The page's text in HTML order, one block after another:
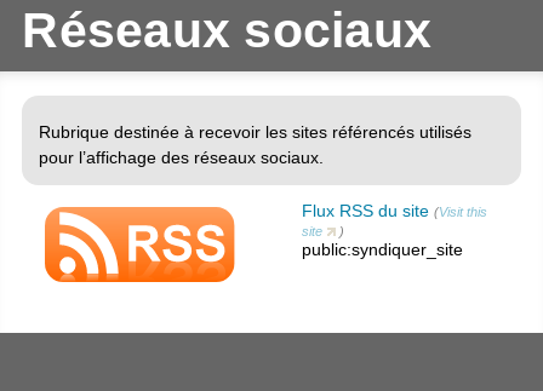
Réseaux sociaux
Rubrique destinée à recevoir les sites référencés utilisés
pour l’affichage des réseaux sociaux.
Flux RSS du site (Visit this
site
)
public:syndiquer_site